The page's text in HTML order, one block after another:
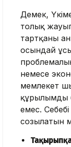
Демек,
толық
тартқаны
осындай
немесе
мемлекет
құрылымды
емес.
созылатын